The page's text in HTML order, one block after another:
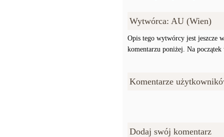
Wytwórca: AU (Wien)
Opis tego wytwórcy jest jeszcze
komentarzu poniżej. Na
Komentarze
Dodaj swój komentarz